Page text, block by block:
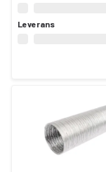
Leverans